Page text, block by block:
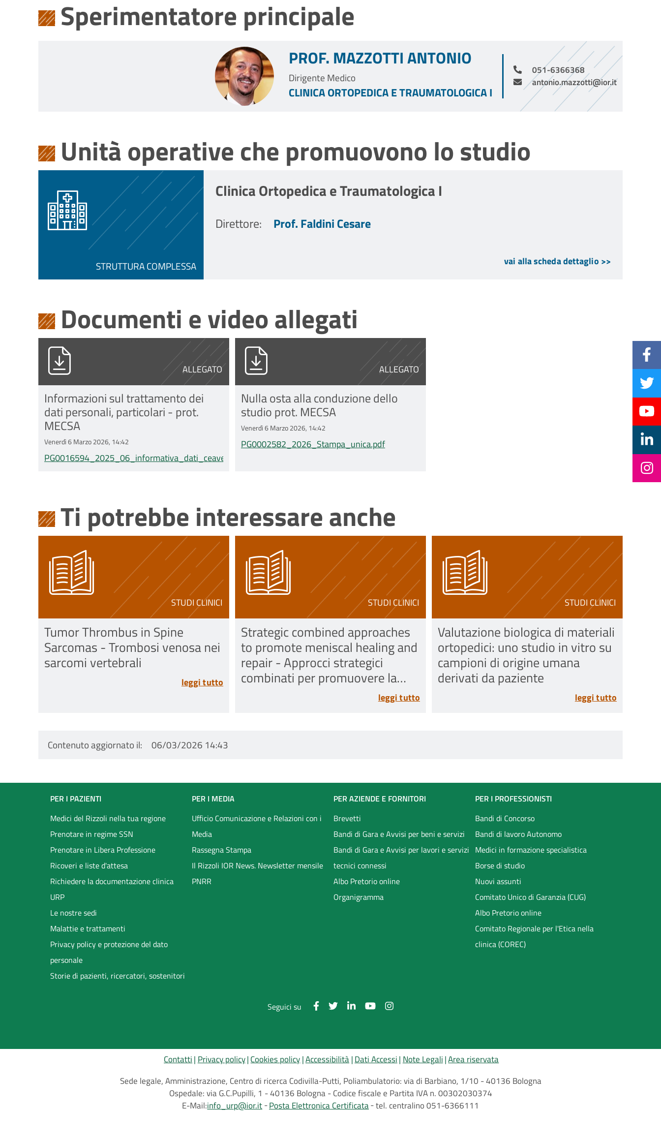
Sperimentatore principale
051-6366368
antonio.mazzotti@ior.it
PROF. MAZZOTTI ANTONIO
Dirigente Medico
CLINICA ORTOPEDICA E TRAUMATOLOGICA I
Unità operative che promuovono lo studio
STRUTTURA COMPLESSA
Clinica Ortopedica e Traumatologica I
Direttore: Prof. Faldini Cesare
vai alla scheda dettaglio >>
Documenti e video allegati
ALLEGATO
PG0016594_2025_06_informativa_dati_ceavec_v.1.0.pdf
Informazioni sul trattamento dei
dati personali, particolari - prot.
MECSA
Venerdì 6 Marzo 2026, 14:42
PG0016594_2025_06_informativa_dati_ceavec_v.1.0.pdf
ALLEGATO
PG0002582_2026_Stampa_unica.pdf
Nulla osta alla conduzione dello
studio prot. MECSA
Venerdì 6 Marzo 2026, 14:42
PG0002582_2026_Stampa_unica.pdf
Ti potrebbe interessare anche
STUDI CLINICI
Tumor Thrombus in Spine
Sarcomas - Trombosi venosa nei
sarcomi vertebrali
leggi tutto
STUDI CLINICI
Strategic combined approaches
to promote meniscal healing and
repair - Approcci strategici
combinati per promuovere la
guarigione e la riparazione del
leggi tutto
STUDI CLINICI
Valutazione biologica di materiali
ortopedici: uno studio in vitro su
campioni di origine umana
derivati da paziente
leggi tutto
Contenuto aggiornato il 06/03/2026 14:43
Footer
menu
PER I PAZIENTI
Medici del Rizzoli nella tua regione
Prenotare in regime SSN
Prenotare in Libera Professione
Ricoveri e liste d'attesa
Richiedere la documentazione clinica
URP
Le nostre sedi
Malattie e trattamenti
Privacy policy e protezione del dato
personale
Storie di pazienti, ricercatori, sostenitori
PER I MEDIA
Ufficio Comunicazione e Relazioni con i
Media
Rassegna Stampa
Il Rizzoli IOR News. Newsletter mensile
PNRR
PER AZIENDE E FORNITORI
Brevetti
Bandi di Gara e Avvisi per beni e servizi
Bandi di Gara e Avvisi per lavori e servizi
tecnici connessi
Albo Pretorio online
Organigramma
PER I PROFESSIONISTI
Bandi di Concorso
Bandi di lavoro Autonomo
Medici in formazione specialistica
Borse di studio
Nuovi assunti
Comitato Unico di Garanzia (CUG)
Albo Pretorio online
Comitato Regionale per l'Etica nella
clinica (COREC)
Seguici su
Contatti Privacy policy Cookies policy Accessibilità Dati Accessi Note Legali Area riservata
Sede legale, Amministrazione, Centro di ricerca Codivilla-Putti, Poliambulatorio: via di Barbiano, 1/10 - 40136 Bologna
Ospedale: via G.C.Pupilli, 1 - 40136 Bologna - Codice fiscale e Partita IVA n. 00302030374
E-Mail:info_urp@ior.it Posta Elettronica Certificata tel. centralino 051-6366111